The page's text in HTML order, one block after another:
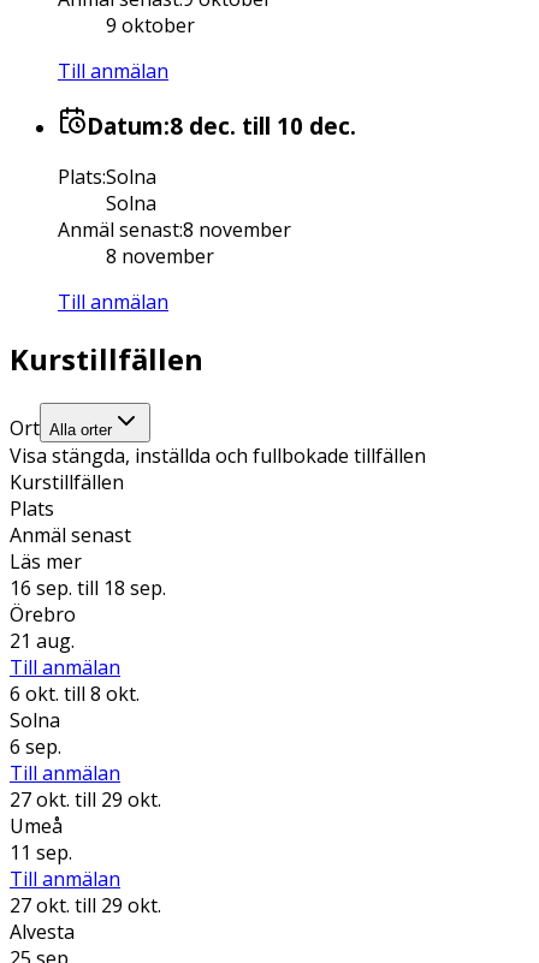
9 oktober
Till anmälan
Datum:8 dec. till 10 dec.
Plats:Solna
Solna
Anmäl senast:8 november
8 november
Till anmälan
Kurstillfällen
Ort Alla orter
Visa stängda, inställda och fullbokade tillfällen
Kurstillfällen
Plats
Anmäl senast
Läs mer
16 sep. till 18 sep.
Örebro
21 aug.
Till anmälan
6 okt. till 8 okt.
Solna
6 sep.
Till anmälan
27 okt. till 29 okt.
Umeå
11 sep.
Till anmälan
27 okt. till 29 okt.
Alvesta